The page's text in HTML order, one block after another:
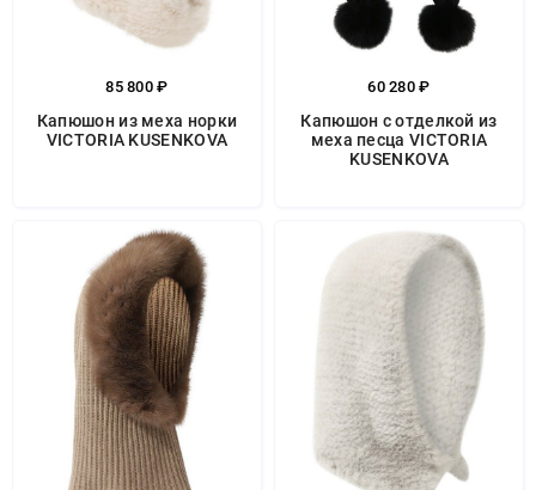
85 800 ₽
Капюшон из меха норки
VICTORIA KUSENKOVA
60 280 ₽
Капюшон с отделкой из
меха песца VICTORIA
KUSENKOVA